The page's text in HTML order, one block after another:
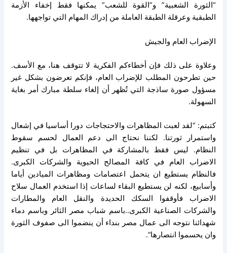
“الثورة الشعبية” و”القوة للشعب” يمكنها فقط إخفاء الأزمة
الطبقية وعرقلة الطبقة العاملة من إدراك المهام التي تواجهها.
الإضراب العام والجيش
وعلاوة على ذلك فإن أخطاءكم الفكرية لا تتوقف هنا، مع الأسف.
حين تطرحون المطلب للإضراب العام، فإنكم تعرضون بشكل غير
مسؤول صورة ساذجة التي تُظهر أن إلغاء سلطة مبارك أمر بغاية
السهولة.
كتبتم: “لقد لعبت المظاهرات والاحتجاجات دورا أساسيا في إشعال
واستمرار ثورتنا. لكننا نحتاج الى دعم العمال لحسم سقوط
النظام. ليس فقط بالمشاركة في المظاهرات بل في تنظيم
الاضراب العام في كافة المصالح الحيوية والشركات الكبرى.
فالنظام يستطيع ان يتحمل اعتصامات ومظاهرات الميادين أياما
وأسابيع، لكنه لن يستطيع البقاء لساعات إذا استخدم العمال سلاح
الاضراب فأوقفوا السكك الحديدة والنقل العام والمطارات
والشركات الصناعية الكبرى..باسم شباب مصر الثائر وباسم دماء
شهدائنا نتوجه الى عمال مصر بنداء أن ينضموا الى صفوف الثورة
وان يحسموا انتصارها”.